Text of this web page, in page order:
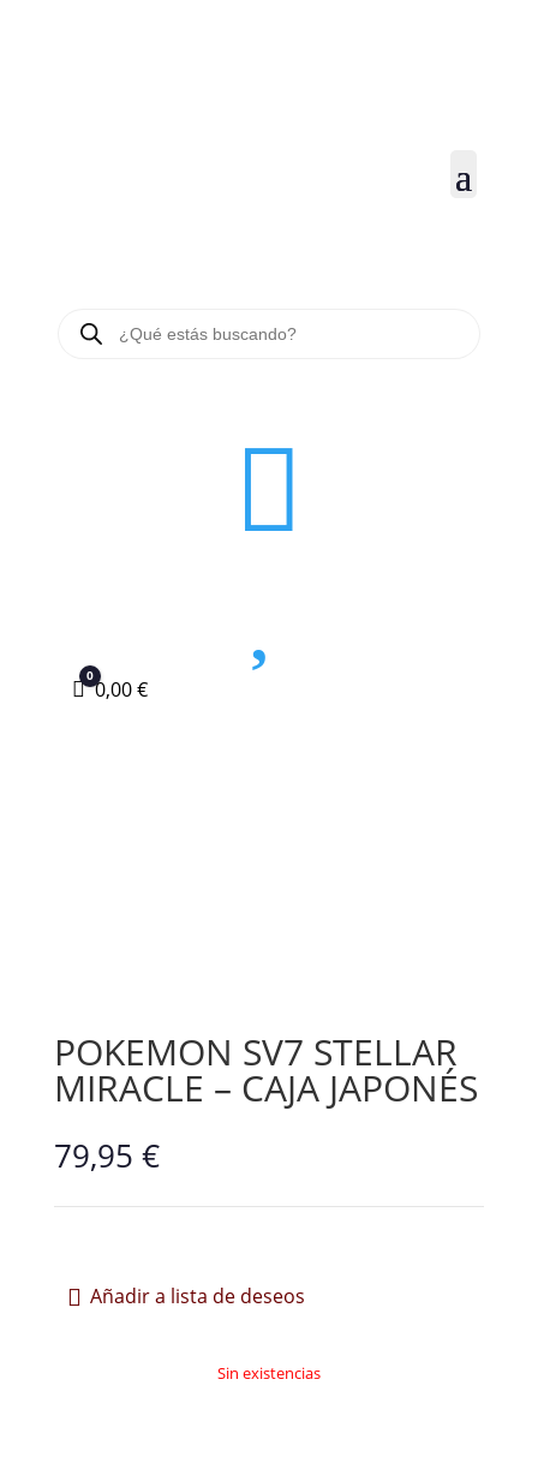
PRODUCTOS

Carro
0
0,00€
POKEMON SV7 STELLAR
MIRACLE – CAJA JAPONÉS
79,95 €
Añadir a lista de deseos
Sin existencias